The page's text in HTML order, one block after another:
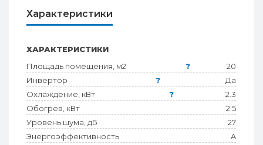
Характеристики
ХАРАКТЕРИСТИКИ
Площадь помещения, м2
?
20
Инвертор
?
Да
Охлаждение, кВт
?
2.3
Обогрев, кВт
2.5
Уровень шума, дБ
27
Энергоэффективность
A